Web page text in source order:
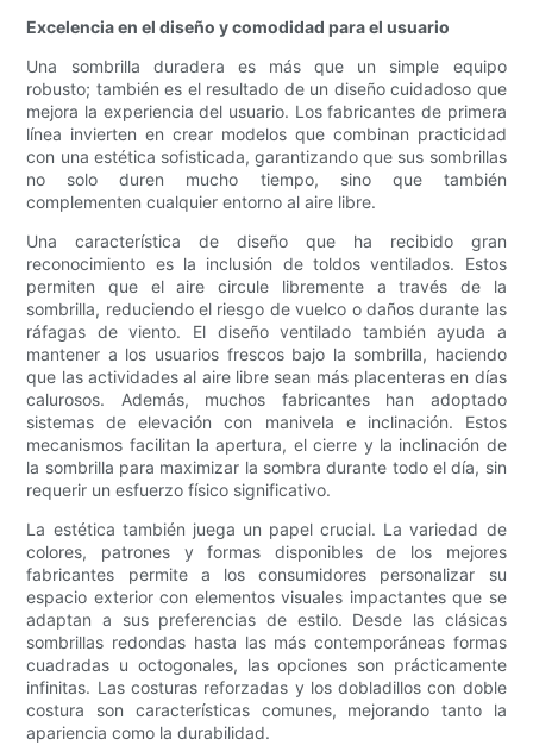
Excelencia en el diseño y comodidad para el usuario
Una sombrilla duradera es más que un simple equipo
robusto; también es el resultado de un diseño cuidadoso que
mejora la experiencia del usuario. Los fabricantes de primera
línea invierten en crear modelos que combinan practicidad
con una estética sofisticada, garantizando que sus sombrillas
no solo duren mucho tiempo, sino que también
complementen cualquier entorno al aire libre.
Una característica de diseño que ha recibido gran
reconocimiento es la inclusión de toldos ventilados. Estos
permiten que el aire circule libremente a través de la
sombrilla, reduciendo el riesgo de vuelco o daños durante las
ráfagas de viento. El diseño ventilado también ayuda a
mantener a los usuarios frescos bajo la sombrilla, haciendo
que las actividades al aire libre sean más placenteras en días
calurosos. Además, muchos fabricantes han adoptado
sistemas de elevación con manivela e inclinación. Estos
mecanismos facilitan la apertura, el cierre y la inclinación de
la sombrilla para maximizar la sombra durante todo el día, sin
requerir un esfuerzo físico significativo.
La estética también juega un papel crucial. La variedad de
colores, patrones y formas disponibles de los mejores
fabricantes permite a los consumidores personalizar su
espacio exterior con elementos visuales impactantes que se
adaptan a sus preferencias de estilo. Desde las clásicas
sombrillas redondas hasta las más contemporáneas formas
cuadradas u octogonales, las opciones son prácticamente
infinitas. Las costuras reforzadas y los dobladillos con doble
costura son características comunes, mejorando tanto la
apariencia como la durabilidad.